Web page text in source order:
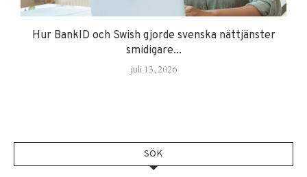
Hur BankID och Swish gjorde svenska nättjänster
smidigare...
juli 13, 2026
SÖK